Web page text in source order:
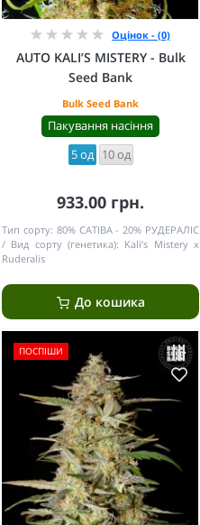
Оцінок - (0)
AUTO KALI’S MISTERY - Bulk
Seed Bank
Bulk Seed Bank
Пакування насіння
5 од 10 од
933.00 грн.
Тип сорту: 80% САТІВА - 20% РУДЕРАЛІС
Вид сорту (генетика): Kali’s Mistery x
Ruderalis
До кошика
ПОСПІШИ